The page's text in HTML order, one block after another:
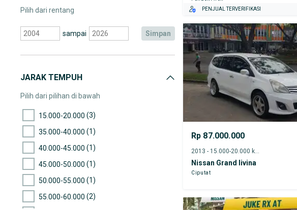
Pilih dari rentang
sampai simpan
JARAK TEMPUH
Pilih dari pilihan di bawah
15.000-20.000 (3)
35.000-40.000 (1)
40.000-45.000 (1)
45.000-50.000 (1)
50.000-55.000 (1)
55.000-60.000 (2)
PENJUAL TERVERIFIKASI
Rp 87.000.000
Nissan Grand livina
Ciputat